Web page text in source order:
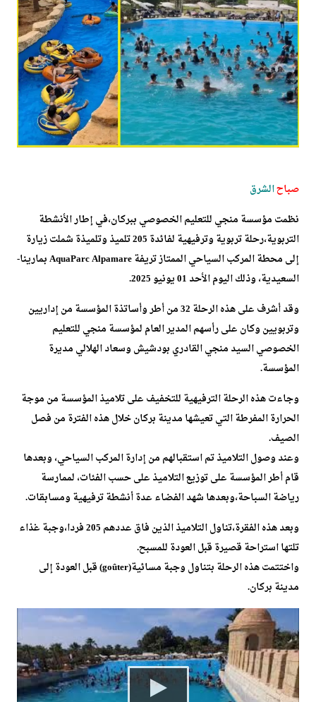
صباحالشرق
نظمت مؤسسة منجي للتعليم الخصوصي ببركان،في إطار الأنشطة
التربوية،رحلة تربوية وترفيهية لفائدة 205 تلميذ وتلميذة شملت زيارة
إلى محطة المركب السياحي الممتاز تريفة AquaParc Alpamare بمارينا-
السعيدية، وذلك اليوم الأحد 01 يونيو 2025.
وقد أشرف على هذه الرحلة 32 من أطر وأساتذة المؤسسة من إداريين
وتربويين وكان على رأسهم المدير العام لمؤسسة منجي للتعليم
الخصوصي السيد منجي القادري بودشيش وسعاد الهلالي مديرة
المؤسسة.
وجاءت هذه الرحلة الترفيهية للتخفيف على تلاميذ المؤسسة من موجة
الحرارة المفرطة التي تعيشها مدينة بركان خلال هذه الفترة من فصل
الصيف.
وعند وصول التلاميذ تم استقبالهم من إدارة المركب السياحي، وبعدها
قام أطر المؤسسة على توزيع التلاميذ على حسب الفئات، لممارسة
رياضة السباحة،وبعدها شهد الفضاء عدة أنشطة ترفيهية ومسابقات.
وبعد هذه الفقرة،تناول التلاميذ الذين فاق عددهم 205 فردا،وجبة غذاء
تلتها استراحة قصيرة قبل العودة للمسبح.
واختتمت هذه الرحلة بتناول وجبة مسائية(goûter) قبل العودة إلى
مدينة بركان.